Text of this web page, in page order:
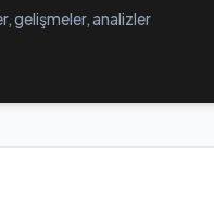
gelişmeler, analizler